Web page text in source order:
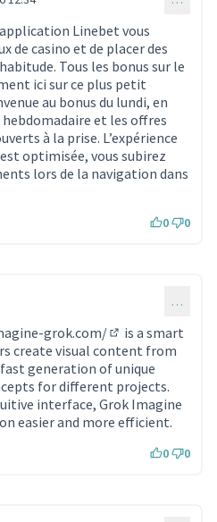
Linebet vous
de casino et de placer des
Tous les bonus sur le
ici sur ce plus petit
au bonus du lundi, en
et les offres
à la prise. L’expérience
optimisée, vous subirez
lors de la navigation dans
0 0
…
grok.com/
(Lien externe)
is a smart
create visual content from
generation of unique
for different projects.
interface, Grok Imagine
easier and more efficient.
0 0